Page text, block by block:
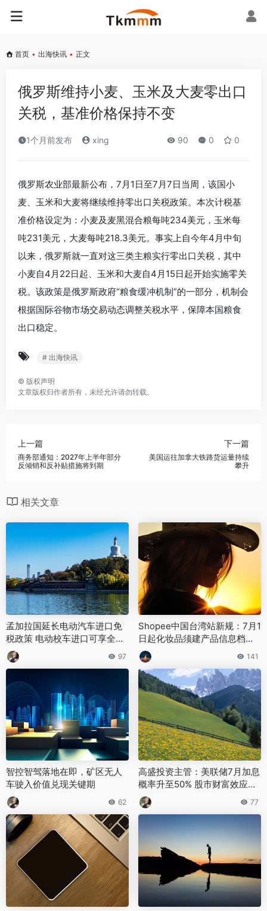
首页 • 出海快讯 • 正文
俄罗斯维持小麦、玉米及大麦零出口
关税，基准价格保持不变
1个月前发布 xing 90 0 0
俄罗斯农业部最新公布，7月1日至7月7日当周，该国小
麦、玉米和大麦将继续维持零出口关税政策。本次计税基
准价格设定为：小麦及麦黑混合粮每吨234美元，玉米每
吨231美元，大麦每吨218.3美元。事实上自今年4月中旬
以来，俄罗斯就一直对这三类主粮实行零出口关税，其中
小麦自4月22日起、玉米和大麦自4月15日起开始实施零关
税。该政策是俄罗斯政府“粮食缓冲机制”的一部分，机制会
根据国际谷物市场交易动态调整关税水平，保障本国粮食
出口稳定。
# 出海快讯
© 版权声明
文章版权归作者所有，未经允许请勿转载。
上一篇
商务部通知：2027年上半年部分
反倾销和反补贴措施将到期
下一篇
美国运往加拿大铁路货运量持续
攀升
相关文章
孟加拉国延长电动汽车进口免
税政策 电动校车进口可享全关
税减免
97
Shopee中国台湾站新规：7月1
日起化妆品须建产品信息档案
(PIF) 进口商与制造商为义务方141
智控智驾落地在即，矿区无人
车驶入价值兑现关键期
62
高盛投资主管：美联储7月加息
概率升至50% 股市财富效应或
成加息核心动因
77